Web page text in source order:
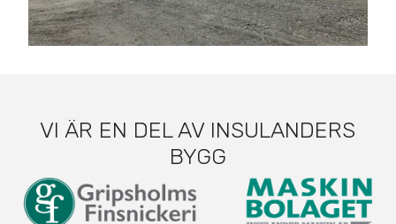
VI ÄR EN DEL AV INSULANDERS
BYGG